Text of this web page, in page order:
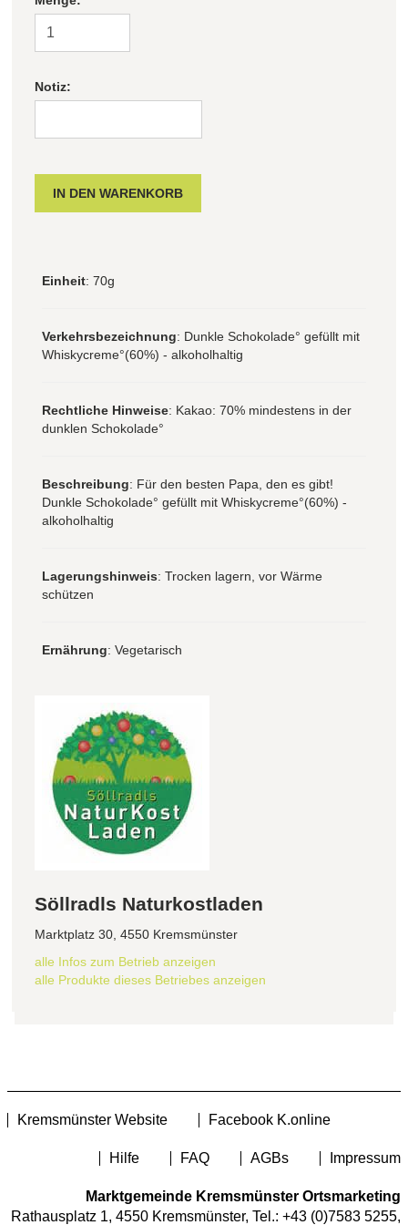
Filter zurücksetzen
Notiz:
Einheit: 70g
Verkehrsbezeichnung: Dunkle Schokolade° gefüllt mit
Whiskycreme°(60%) - alkoholhaltig
Rechtliche Hinweise: Kakao: 70% mindestens in der
dunklen Schokolade°
Beschreibung: Für den besten Papa, den es gibt!
Dunkle Schokolade° gefüllt mit Whiskycreme°(60%) -
alkoholhaltig
Lagerungshinweis: Trocken lagern, vor Wärme
schützen
Ernährung: Vegetarisch
Söllradls Naturkostladen
Marktplatz 30, 4550 Kremsmünster
alle Infos zum Betrieb anzeigen
alle Produkte dieses Betriebes anzeigen
Kremsmünster Website Facebook K.online
Hilfe FAQ AGBs Impressum
Marktgemeinde Kremsmünster Ortsmarketing
Rathausplatz 1, 4550 Kremsmünster, Tel.: +43 (0)7583 5255,